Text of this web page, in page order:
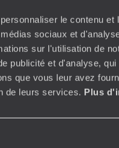
le contenu et
sociaux et
sur l'utilisation de
publicité et d'analyse,
que vous leur avez
de leurs services. Plus
temples du monde. Au
est un site
début du Néolithique, cet
des piliers de pierre
capital des évolutions
ont conduit à la
Les questions que pose
ensuite des pièces de
hittites